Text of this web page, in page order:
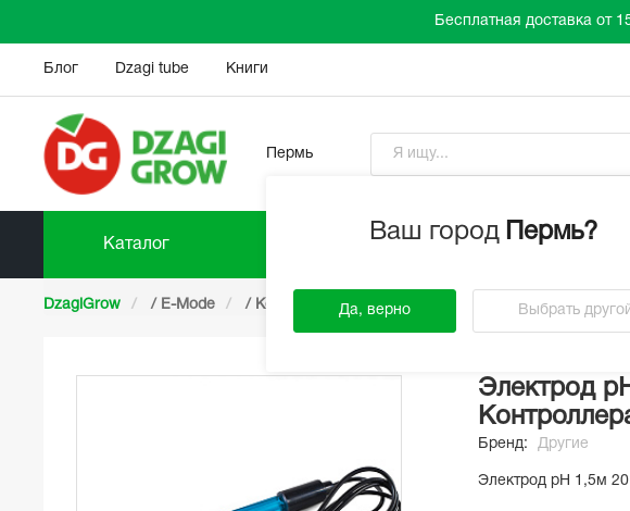
Бесплатная доставка от
Блог Dzagi tube Книги
Пермь
Ваш город Пермь?
Да, верно Выбрать
Каталог Прайс-лист Акции
DzagiGrow / E-Mode / Комплектующие / Электрод pH 1,5м 201-С для
Электрод
Бренд: Другие
Электрод pH 1,5м